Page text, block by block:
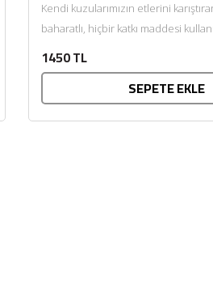
Kendi kuzularımızın etlerini
baharatlı, hiçbir katkı maddesi
1450 TL
SEPETE EKLE